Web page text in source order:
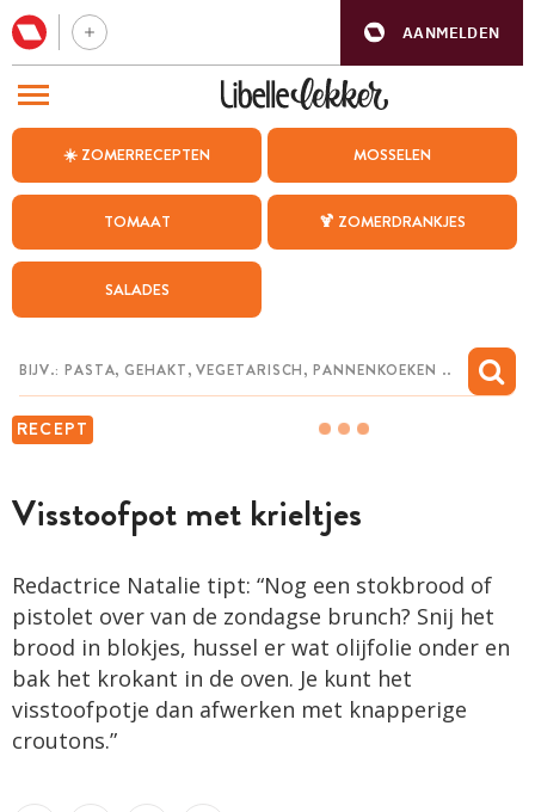
AANMELDEN
☀️ ZOMERRECEPTEN MOSSELEN
TOMAAT 🍹 ZOMERDRANKJES
SALADES
RECEPT
Visstoofpot met krieltjes
Redactrice Natalie tipt: “Nog een stokbrood of
pistolet over van de zondagse brunch? Snij het
brood in blokjes, hussel er wat olijfolie onder en
bak het krokant in de oven. Je kunt het
visstoofpotje dan afwerken met knapperige
croutons.”
BEZOEK ONZE ANDERE WEBSITES
WEEKMENU
CHAT MET MAIA
MIJN BEWAARDE RECEPTEN